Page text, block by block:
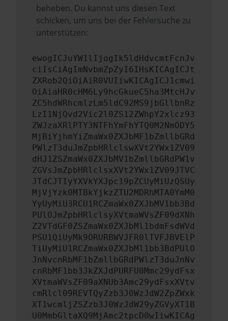
beheben. Du kannst uns diesen Text
schicken, um uns bei der Fehlersuche zu
unterstützen:
ewogICJuYW1lIjogIk5ldHdvcmtFcnJv
ciIsCiAgImNvbmZpZyI6IHsKICAgICJt
ZXRob2QiOiAiR0VUIiwKICAgICJ1cmwi
OiAiaHR0cHM6Ly9hcGkueC5ha3MtcHJv
ZC5hdWRhcmlzLm5ldC92MS9jbGllbnRz
LzI1NjQvd2Vic2l0ZS12ZWhpY2xlcz93
ZWJzaXRlPTY3NTFhYmFhYTQ0M2NmODY5
MjBiYjhmYiZmaWx0ZXJbMF1bZmllbGRd
PWlzT3duJmZpbHRlclswXVt2YWx1ZV09
dHJ1ZSZmaWx0ZXJbMV1bZmllbGRdPW1v
ZGVsJmZpbHRlclsxXVt2YWx1ZV09JTVC
JTdCJTIyYXVkYXJpc19pZCUyMiUzQSUy
MjVjYzk0MTBkYjkzZTU2MDRhMTA0YmM0
YyUyMiU3RCU1RCZmaWx0ZXJbMV1bb3Bd
PUlOJmZpbHRlclsyXVtmaWVsZF09dXNh
Z2VTdGF0ZSZmaWx0ZXJbMl1bdmFsdWVd
PSU1QiUyMk9ORURBWVJFR0lTVFJBVElP
TiUyMiU1RCZmaWx0ZXJbMl1bb3BdPUlO
JnNvcnRbMF1bZmllbGRdPWlzT3duJnNv
cnRbMF1bb3JkZXJdPURFU0Mmc29ydFsx
XVtmaWVsZF09aXNUb3Amc29ydFsxXVtv
cmRlcl09REVTQyZzb3J0WzJdW2ZpZWxk
XT1wcmljZSZzb3J0WzJdW29yZGVyXT1B
U0MmbGltaXQ9MjAmc2tpcD0wIiwKICAg